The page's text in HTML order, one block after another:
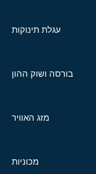
עגלת תינוקות
בורסה ושוק ההון
מזג האוויר
מכוניות